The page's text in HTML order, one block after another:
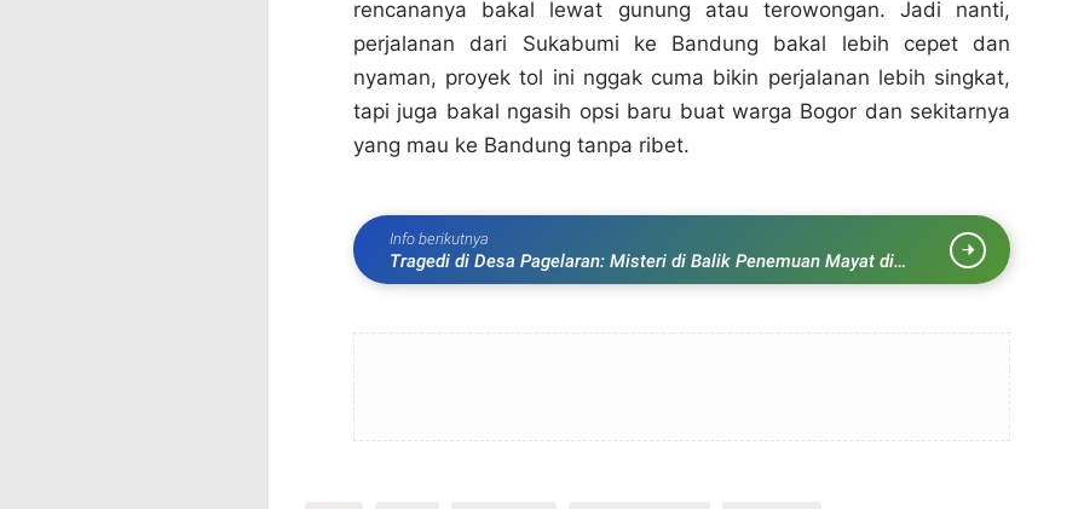
rencananya bakal lewat gunung atau terowongan. Jadi nanti,
perjalanan dari Sukabumi ke Bandung bakal lebih cepet dan
nyaman, proyek tol ini nggak cuma bikin perjalanan lebih singkat,
tapi juga bakal ngasih opsi baru buat warga Bogor dan sekitarnya
yang mau ke Bandung tanpa ribet.
Info berikutnya
Tragedi di Desa Pagelaran: Misteri di Balik Penemuan Mayat di
Rumah Bu Masitoh